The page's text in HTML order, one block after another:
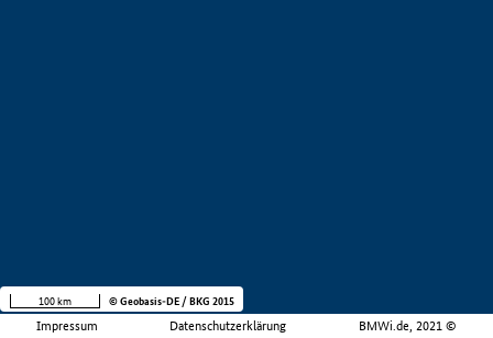
Impressum Datenschutzerklärung BMWi.de, 2021 ©
100 km © Geobasis-DE / BKG 2015